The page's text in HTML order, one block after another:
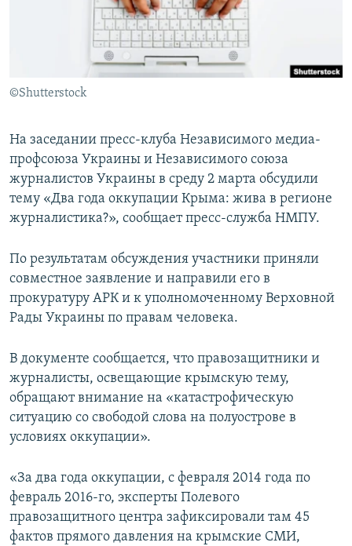
ПОБЕДИТЕЛЕЙ НЕ СУДЯТ?
КРЫМ.НЕПОКОРЕННЫЙ
УКРАИНСКАЯ ПРОБЛЕМА КРЫМА
ПРИСОЕДИНЯЙТЕСЬ!
©Shutterstock
На заседании пресс-клуба Независимого медиа-
профсоюза Украины и Независимого союза
журналистов Украины в среду 2 марта обсудили
тему «Два года оккупации Крыма: жива в регионе
журналистика?», сообщает пресс-служба НМПУ.
По результатам обсуждения участники приняли
совместное заявление и направили его в
прокуратуру АРК и к уполномоченному Верховной
Рады Украины по правам человека.
В документе сообщается, что правозащитники и
журналисты, освещающие крымскую тему,
обращают внимание на «катастрофическую
ситуацию со свободой слова на полуострове в
условиях оккупации».
«За два года оккупации, с февраля 2014 года по
февраль 2016-го, эксперты Полевого
правозащитного центра зафиксировали там 45
фактов прямого давления на крымские СМИ,